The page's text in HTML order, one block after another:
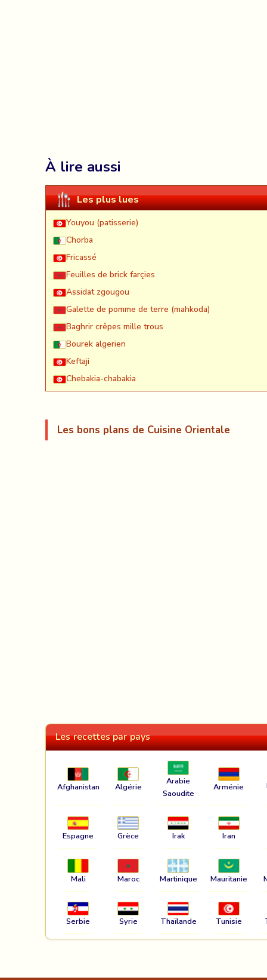
À lire aussi
Les plus lues
Youyou (patisserie)
Chorba
Fricassé
Feuilles de brick farçies
Assidat zgougou
Galette de pomme de terre (mahkoda)
Baghrir crêpes mille trous
Bourek algerien
Keftaji
Chebakia-chabakia
Les bons plans de Cuisine Orientale
Les recettes par pays
Afghanistan Algérie
Arabie
Saoudite
Arménie
Espagne Grèce Irak Iran
Mali Maroc Martinique Mauritanie
Serbie Syrie Thaïlande Tunisie